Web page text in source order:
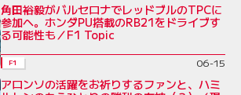
角田裕毅がバルセロナでレッドブルのTPCに
参加へ。ホンダPU搭載のRB21をドライブす
る可能性も／F1 Topic
F1 06-15
アロンソの活躍をお祈りするファンと、ハミ